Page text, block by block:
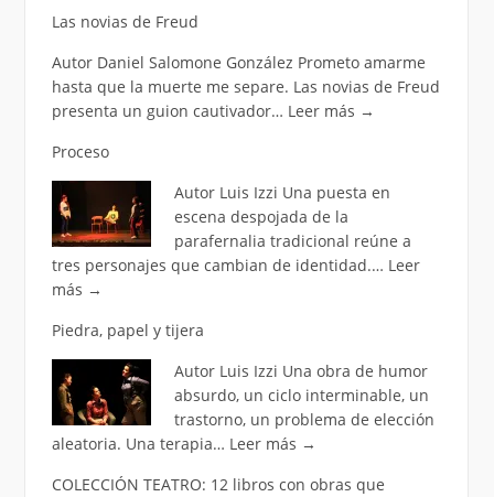
Las novias de Freud
Autor Daniel Salomone González Prometo amarme
hasta que la muerte me separe. Las novias de Freud
presenta un guion cautivador… Leer más →
Proceso
Autor Luis Izzi Una puesta en
escena despojada de la
parafernalia tradicional reúne a
tres personajes que cambian de identidad.… Leer
más →
Piedra, papel y tijera
Autor Luis Izzi Una obra de humor
absurdo, un ciclo interminable, un
trastorno, un problema de elección
aleatoria. Una terapia… Leer más →
COLECCIÓN TEATRO: 12 libros con obras que